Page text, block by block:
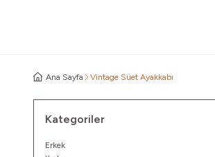
Ana Sayfa Vintage Süet Ayakkabı
Kategoriler
Erkek